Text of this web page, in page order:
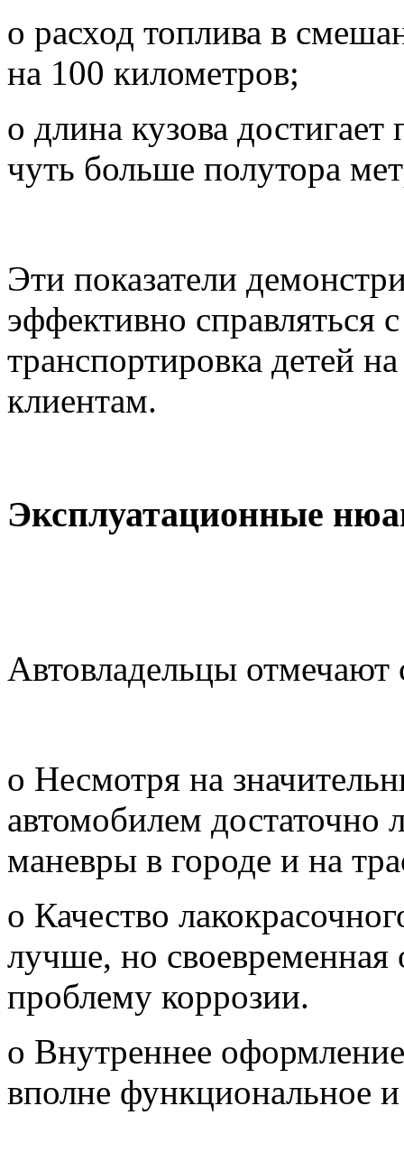
o расход топлива в
на 100 километров;
o длина кузова
чуть больше полутора
Эти показатели
эффективно справляться
транспортировка детей
клиентам.
Эксплуатационные
Автовладельцы
o Несмотря на
автомобилем достаточно
маневры в городе и на
o Качество
лучше, но своевременная
проблему коррозии.
o Внутреннее
вполне функциональное